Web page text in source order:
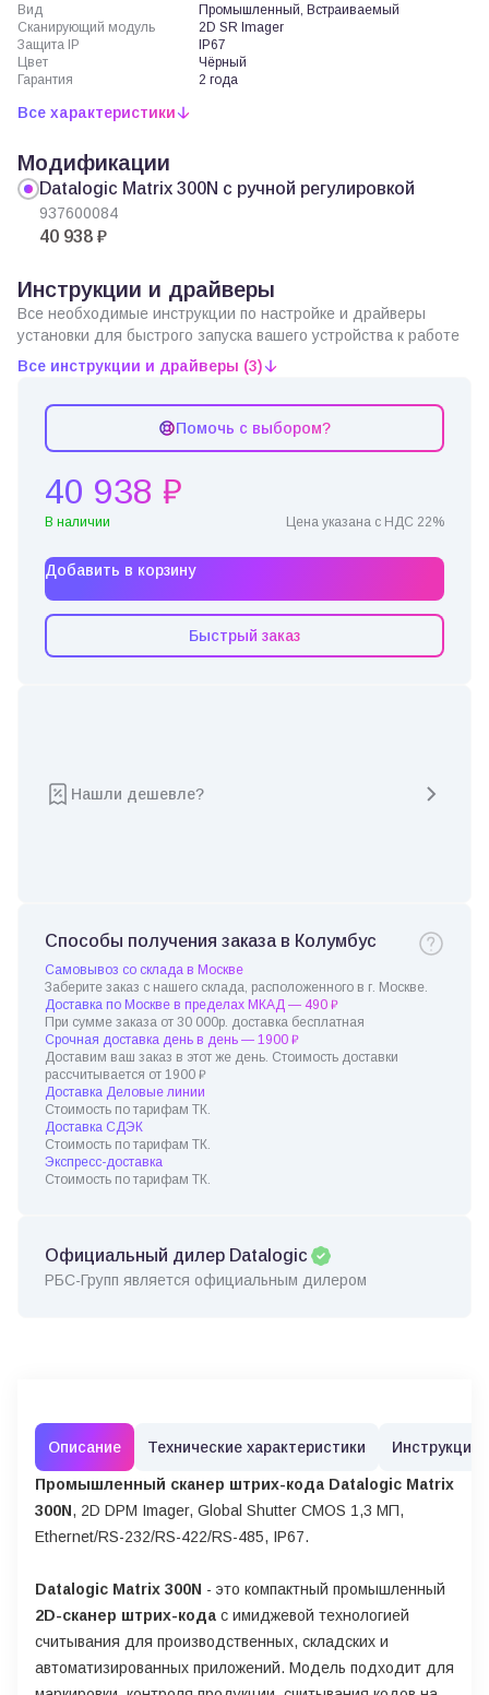
Вид
Промышленный, Встраиваемый
Сканирующий модуль
2D SR Imager
Защита IP
IP67
Цвет
Чёрный
Гарантия
2 года
Все характеристики
Модификации
Datalogic Matrix 300N с ручной регулировкой
937600084
40 938 ₽
Инструкции и драйверы
Все необходимые инструкции по настройке и драйверы
установки для быстрого запуска вашего устройства к работе
Все инструкции и драйверы (3)
Помочь с выбором?
40 938 ₽
В наличии Цена указана с НДС 22%
Добавить в корзину
Быстрый заказ
Нашли дешевле?
Способы получения заказа в Колумбус
Самовывоз со склада в Москве
Заберите заказ с нашего склада, расположенного в г. Москве.
Доставка по Москве в пределах МКАД — 490 ₽
При сумме заказа от 30 000р. доставка бесплатная
Срочная доставка день в день — 1900 ₽
Доставим ваш заказ в этот же день. Стоимость доставки
рассчитывается от 1900 ₽
Доставка Деловые линии
Стоимость по тарифам ТК.
Доставка СДЭК
Стоимость по тарифам ТК.
Экспресс-доставка
Стоимость по тарифам ТК.
Официальный дилер Datalogic
РБС-Групп является официальным дилером
Описание Технические характеристики Инструкции
Промышленный сканер штрих-кода Datalogic Matrix
300N, 2D DPM Imager, Global Shutter CMOS 1,3 МП,
Ethernet/RS-232/RS-422/RS-485, IP67.
Datalogic Matrix 300N - это компактный промышленный
2D-сканер штрих-кода с имиджевой технологией
считывания для производственных, складских и
автоматизированных приложений. Модель подходит для